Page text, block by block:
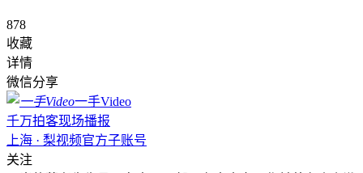
878
收藏
详情
微信分享
一手Video
千万拍客现场播报
上海 · 梨视频官方子账号
关注